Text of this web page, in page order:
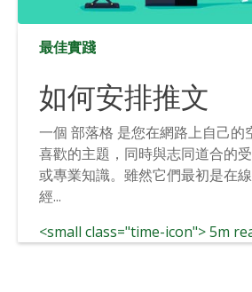
最佳實踐
如何安排推文
一個 部落格 是您在網路上自己的
喜歡的主題，同時與志同道合的
或專業知識。雖然它們最初是在
經...
<small class="time-icon"> 5m